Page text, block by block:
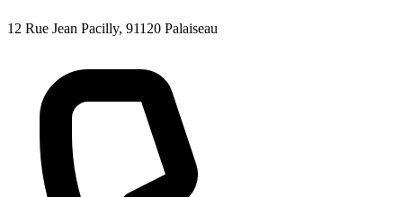
12 Rue Jean Pacilly, 91120 Palaiseau